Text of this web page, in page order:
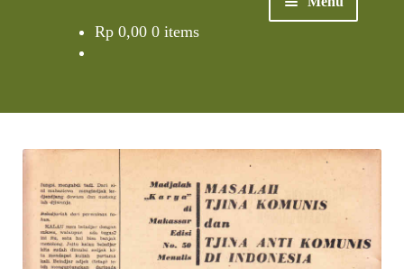
Foto
Suara
Rp0,00 0 items